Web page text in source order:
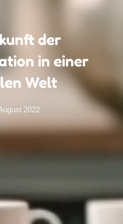
der
in einer
Welt
2022